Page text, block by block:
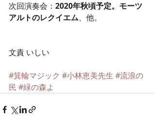
次回演奏会： 2020年秋頃予定。モーツ
アルトのレクイエム、他。
文責 いしい
#箕輪マジック #小林恵美先生 #流浪の
民 #緑の森よ